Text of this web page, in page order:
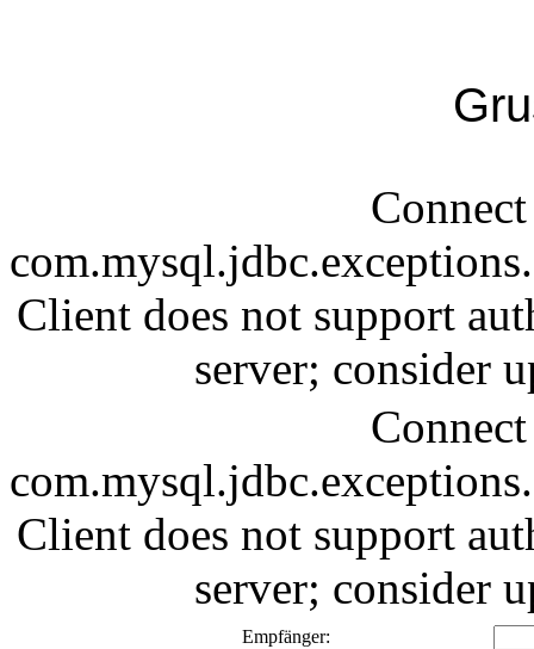
Client does not support
server; consider
Client does not support
server; consider
Empfänger: